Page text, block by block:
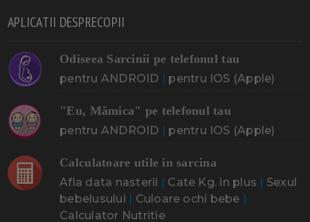
APLICATII DESPRECOPII
Odiseea Sarcinii pe telefonul tau
pentru ANDROID | pentru IOS (Apple)
"Eu, Mămica" pe telefonul tau
pentru ANDROID | pentru IOS (Apple)
Calculatoare utile in sarcina
Afla data nasterii | Cate Kg. in plus | Sexul
bebelusului | Culoare ochi bebe |
Calculator Nutritie